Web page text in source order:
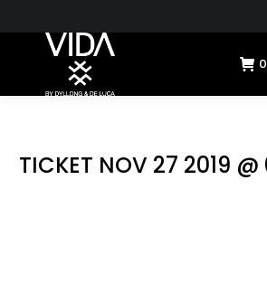
TICKET NOV 27 2019